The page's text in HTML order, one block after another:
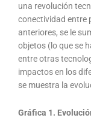
una revolución
conectividad entre
anteriores, se le
objetos (lo que se
entre otras
impactos en los
se muestra la
Gráfica 1.